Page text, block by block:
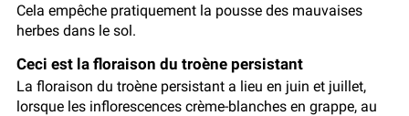
Cela empêche pratiquement la pousse des mauvaises
herbes dans le sol.
Ceci est la floraison du troène persistant
La floraison du troène persistant a lieu en juin et juillet,
lorsque les inflorescences crème-blanches en grappe, au